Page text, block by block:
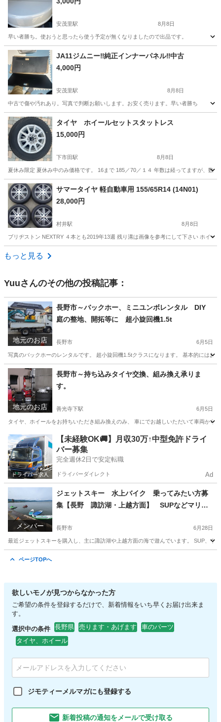
安茂里駅 8月8日
早い者勝ち。使おうと思ったら使う予定が無くなりましたので出品です。
長野 長野市 安茂里駅 外装、車外用品
ジムニースペアタイヤカバー
JA11ジムニー‼️純正インナーパネル‼️中古
4,000円
安茂里駅 8月8日
中古で傷や汚れあり。写真で判断お願いします。お安く売ります。早い者勝ち
長野 長野市 安茂里駅 内装、インテリア インナー
タイヤ ホイールセットスタットレス
15,000円
下市田駅 8月8日
夏休み限定 夏休み中のみ価格です。 16まで 185／70／１４ 年数は経ってますが、数
長野 下伊那郡 下市田駅 タイヤ、ホイール
サマータイヤ 軽自動車用 155/65R14 (14N01)
28,000円
村井駅 8月8日
ブリヂストン NEXTRY ４本とも2019年13週 残り溝は画像を参考にして下さい ホイ
長野 松本市
もっと見る
Yuuさんのその他の投稿記事：
地元のお店
長野市～バックホー、ミニユンボレンタル DIY
庭の整地、開拓等に 超小旋回機1.5t
長野市 6月5日
写真のバックホーのレンタルです。 超小旋回機1.5tクラスになります。 基本的には
長野 長野市 その他
地元のお店
長野市～持ち込みタイヤ交換、組み換え承りま
す。
善光寺下駅 6月5日
タイヤ、ホイールをお持ちいただき組み換えのみ、 車にでお越しいただいて車両か
長野 長野市 善光寺下駅 その他 タイヤ交換
【未経験OK🚚】月収30万↑中型免許ドライ
バー募集
完全週休2日で安定転職
ドライバーダイレクト Ad
メンバー
ジェットスキー 水上バイク 乗ってみたい方募
集【長野 諏訪湖・上越方面】 SUPなどマリン
長野市 6月28日
最近ジェットスキーを購入し、主に諏訪湖や上越方面の海で遊んでいます。 SUP、
ページTOPへ
欲しいモノが見つからなかった方
ご希望の条件を登録するだけで、新着情報をいち早くお届け出来ま
す。
選択中の条件 長野県 売ります・あげます
車のパーツ
タイヤ、ホイール
ジモティーメルマガにも登録する
新着投稿の通知をメールで受け取る